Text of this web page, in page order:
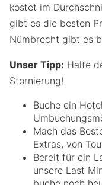
kostet im
gibt es die besten
Nümbrecht gibt es
Unser Tipp: Halte
Stornierung!
Buche ein
Mach das
Extras, von
Bereit für ein
unsere Last